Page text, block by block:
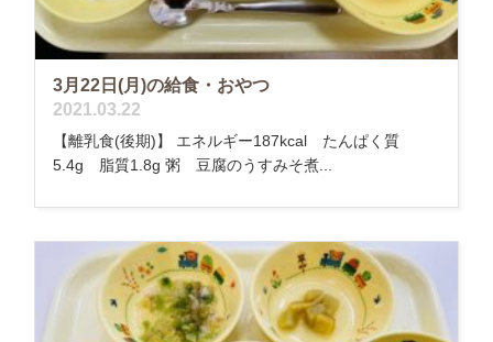
3月22日(月)の給食・おやつ
2021.03.22
【離乳食(後期)】 エネルギー187kcal たんぱく質
5.4g 脂質1.8g 粥 豆腐のうすみそ煮...